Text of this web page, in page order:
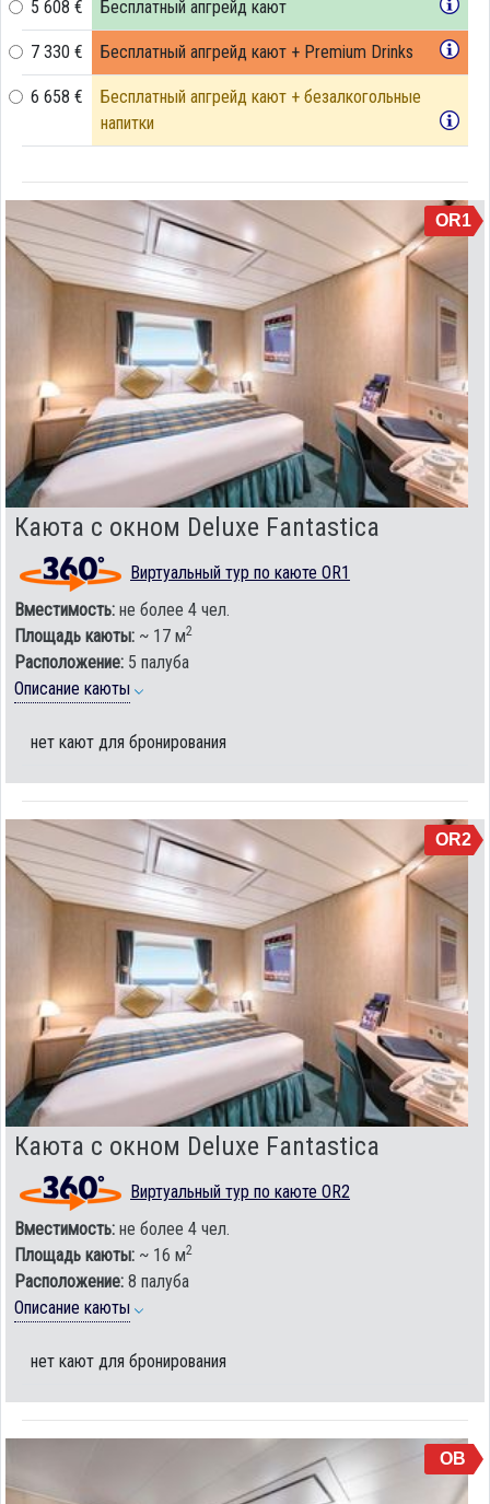
5 608 € Бесплатный апгрейд кают
7 330 € Бесплатный апгрейд кают + Premium Drinks
6 658 €
Бесплатный апгрейд кают + безалкогольные
напитки
OR1
Каюта с окном Deluxe Fantastica
Виртуальный тур по каюте OR1
Вместимость: не более 4 чел.
Площадь каюты: ~ 17 м2
Расположение: 5 палуба
Описание каюты
нет кают для бронирования
OR2
Каюта с окном Deluxe Fantastica
Виртуальный тур по каюте OR2
Вместимость: не более 4 чел.
Площадь каюты: ~ 16 м2
Расположение: 8 палуба
Описание каюты
нет кают для бронирования
OB